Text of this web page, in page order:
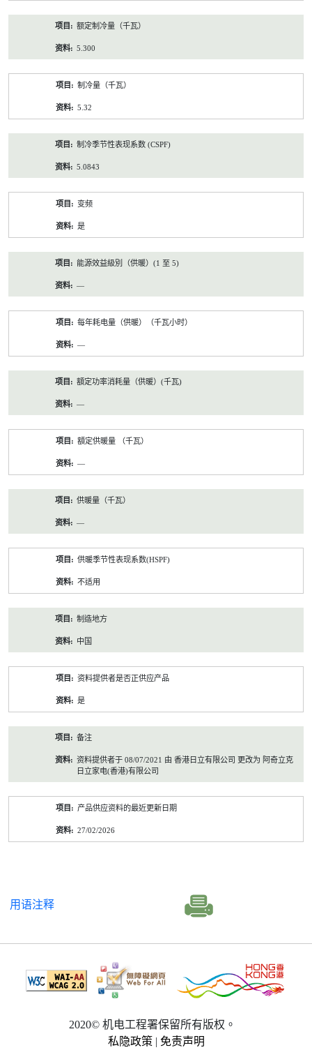
额定制冷量（千瓦）
5.300
制冷量（千瓦）
5.32
制冷季节性表现系数 (CSPF)
5.0843
变频
是
能源效益級別（供暖）(1 至 5)
—
每年耗电量（供暖）（千瓦小时）
—
額定功率消耗量（供暖）(千瓦)
—
額定供暖量 （千瓦）
—
供暖量（千瓦）
—
供暖季节性表现系数(HSPF)
不适用
制造地方
中国
资料提供者是否正供应产品
是
备注
资料提供者于 08/07/2021 由 香港日立有限公司 更改为 阿奇立克
日立家电(香港)有限公司
产品供应资料的最近更新日期
27/02/2026
用语注释
2020© 机电工程署保留所有版权。
私隐政策 | 免责声明